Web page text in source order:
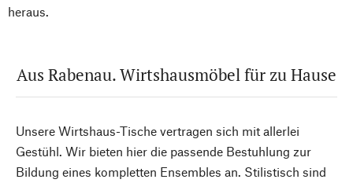
heraus.
Aus Rabenau. Wirtshausmöbel für zu Hause
Unsere Wirtshaus-Tische vertragen sich mit allerlei
Gestühl. Wir bieten hier die passende Bestuhlung zur
Bildung eines kompletten Ensembles an. Stilistisch sind